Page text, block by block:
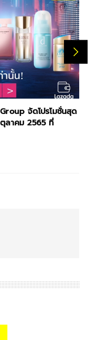
ส่องเทรนด์บิวตี้มาแรง
Day 2021